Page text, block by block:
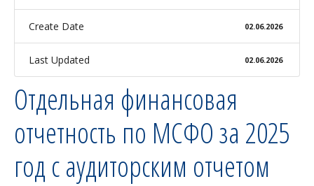
Create Date 02.06.2026
Last Updated 02.06.2026
Отдельная финансовая
отчетность по МСФО за 2025
год с аудиторским отчетом